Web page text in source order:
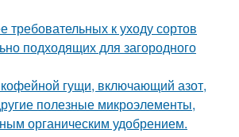
требовательных к уходу сортов
подходящих для загородного
гущи, включающий азот,
полезные микроэлементы,
органическим удобрением.